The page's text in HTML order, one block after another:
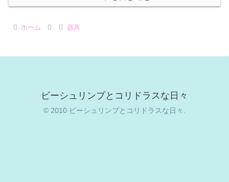
ホーム 器具
ビーシュリンプとコリドラスな日々
© 2010 ビーシュリンプとコリドラスな日々.